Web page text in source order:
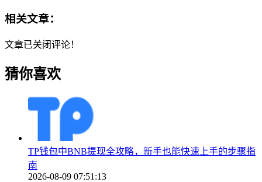
相关文章：
文章已关闭评论！
猜你喜欢
TP钱包中BNB提现全攻略，新手也能快速上手的步骤指
南
2026-08-09 07:51:13